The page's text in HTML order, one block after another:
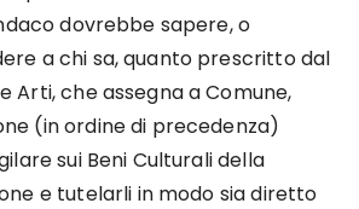
dovrebbe sapere, o
a chi sa, quanto prescritto dal
Arti, che assegna a Comune,
(in ordine di precedenza)
sui Beni Culturali della
e tutelarli in modo sia diretto